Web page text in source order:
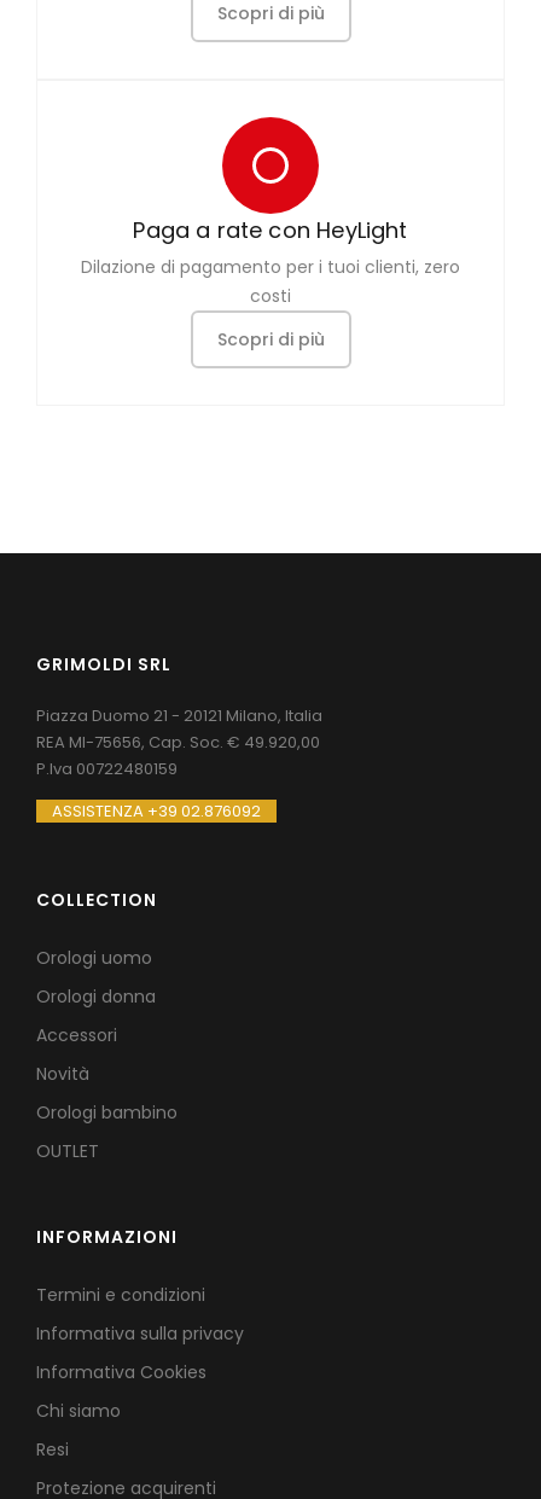
Scopri di più
Paga a rate con HeyLight
Dilazione di pagamento per i tuoi clienti, zero
costi
Scopri di più
GRIMOLDI SRL
Piazza Duomo 21 - 20121 Milano, Italia
REA MI-75656, Cap. Soc. € 49.920,00
P.Iva 00722480159
ASSISTENZA +39 02.876092
COLLECTION
Orologi uomo
Orologi donna
Accessori
Novità
Orologi bambino
OUTLET
INFORMAZIONI
Termini e condizioni
Informativa sulla privacy
Informativa Cookies
Chi siamo
Resi
Protezione acquirenti